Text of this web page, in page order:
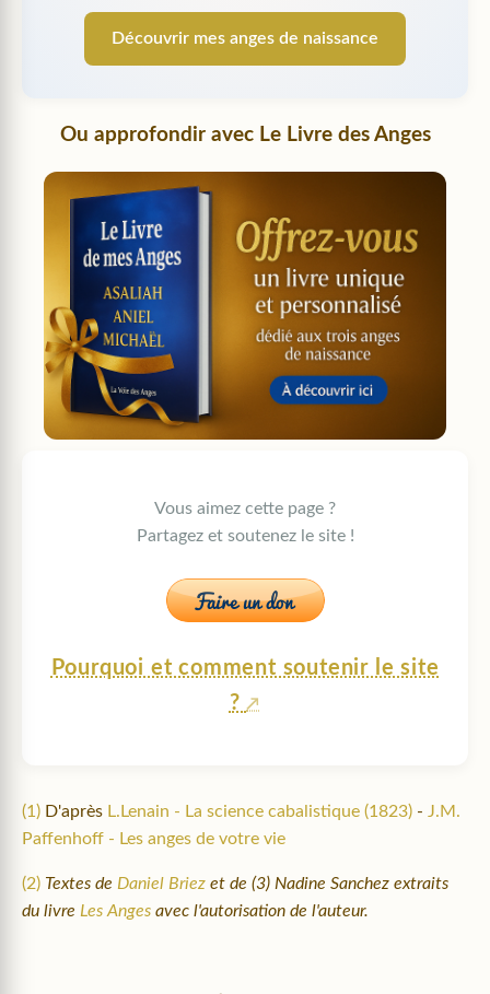
Découvrir mes anges de naissance
Ou approfondir avec Le Livre des Anges
Vous aimez cette page ?
Partagez et soutenez le site !
Pourquoi et comment soutenir le site
?
(1) D'après L.Lenain - La science cabalistique (1823) - J.M.
Paffenhoff - Les anges de votre vie
(2) Textes de Daniel Briez et de (3) Nadine Sanchez extraits
du livre Les Anges avec l'autorisation de l'auteur.